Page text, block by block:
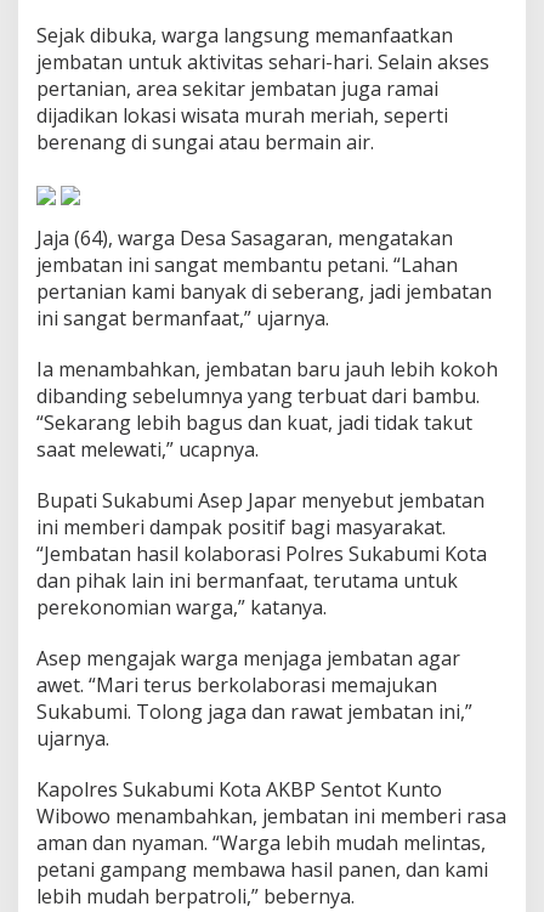
m
i
D
i
b
u
W
a
r
g
n
t
u
s
i
s
Sejak dibuka, warga langsung memanfaatkan
jembatan untuk aktivitas sehari-hari. Selain akses
pertanian, area sekitar jembatan juga ramai
dijadikan lokasi wisata murah meriah, seperti
berenang di sungai atau bermain air.
Jaja (64), warga Desa Sasagaran, mengatakan
jembatan ini sangat membantu petani. “Lahan
pertanian kami banyak di seberang, jadi jembatan
ini sangat bermanfaat,” ujarnya.
Ia menambahkan, jembatan baru jauh lebih kokoh
dibanding sebelumnya yang terbuat dari bambu.
“Sekarang lebih bagus dan kuat, jadi tidak takut
saat melewati,” ucapnya.
Bupati Sukabumi Asep Japar menyebut jembatan
ini memberi dampak positif bagi masyarakat.
“Jembatan hasil kolaborasi Polres Sukabumi Kota
dan pihak lain ini bermanfaat, terutama untuk
perekonomian warga,” katanya.
Asep mengajak warga menjaga jembatan agar
awet. “Mari terus berkolaborasi memajukan
Sukabumi. Tolong jaga dan rawat jembatan ini,”
ujarnya.
Kapolres Sukabumi Kota AKBP Sentot Kunto
Wibowo menambahkan, jembatan ini memberi rasa
aman dan nyaman. “Warga lebih mudah melintas,
petani gampang membawa hasil panen, dan kami
lebih mudah berpatroli,” bebernya.